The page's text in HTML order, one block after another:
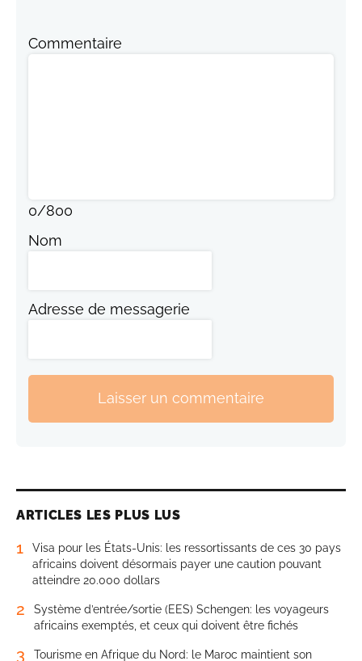
Commentaire
0/800
Nom
Adresse de messagerie
Laisser un commentaire
ARTICLES LES PLUS LUS
1
Visa pour les États-Unis: les ressortissants de ces 30 pays
africains doivent désormais payer une caution pouvant
atteindre 20.000 dollars
2
Système d’entrée/sortie (EES) Schengen: les voyageurs
africains exemptés, et ceux qui doivent être fichés
3
Tourisme en Afrique du Nord: le Maroc maintient son